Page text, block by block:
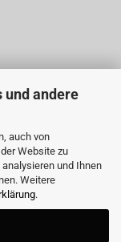
und andere
auch von
Website zu
und Ihnen
Weitere
.